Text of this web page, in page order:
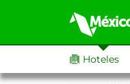
Hoteles